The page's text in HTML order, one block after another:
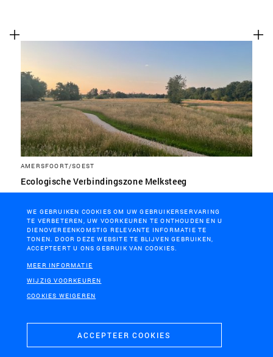
AMERSFOORT/SOEST
Ecologische Verbindingszone Melksteeg
WE GEBRUIKEN COOKIES OM UW GEBRUIKERSERVARING
TE VERBETEREN, UW VOORKEUREN TE ONTHOUDEN EN U
DIENOVEREENKOMSTIG RELEVANTE INFORMATIE TE
TONEN. DOOR DEZE WEBSITE TE BLIJVEN GEBRUIKEN,
ACCEPTEERT U ONS GEBRUIK VAN COOKIES.
MEER INFORMATIE
WIJZIG VOORKEUREN
COOKIES WEIGEREN
ACCEPTEER COOKIES